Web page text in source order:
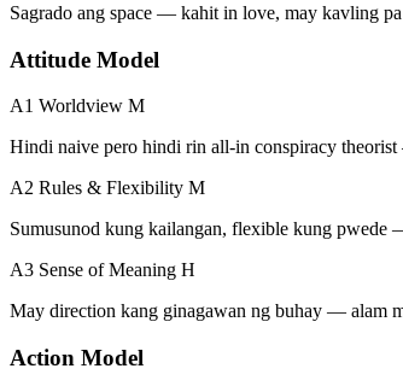
Sagrado ang space — kahit in love, may kavling
Attitude Model
A1 Worldview M
Hindi naive pero hindi rin all-in conspiracy
A2 Rules & Flexibility M
Sumusunod kung kailangan, flexible kung pwede
A3 Sense of Meaning H
May direction kang ginagawan ng buhay — alam
Action Model